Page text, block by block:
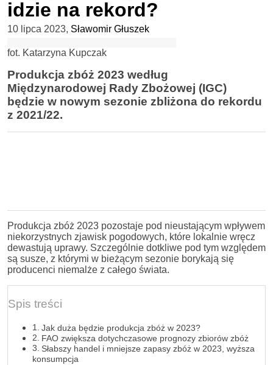
idzie na rekord?
10 lipca 2023, Sławomir Głuszek
fot. Katarzyna Kupczak
Produkcja zbóż 2023 według
Międzynarodowej Rady Zbożowej (IGC)
będzie w nowym sezonie zbliżona do rekordu
z 2021/22.
Produkcja zbóż 2023 pozostaje pod nieustającym wpływem
niekorzystnych zjawisk pogodowych, które lokalnie wręcz
dewastują uprawy. Szczególnie dotkliwe pod tym względem
są susze, z którymi w bieżącym sezonie borykają się
producenci niemalże z całego świata.
Spis treści
Jak duża będzie produkcja zbóż w 2023?
FAO zwiększa dotychczasowe prognozy zbiorów zbóż
Słabszy handel i mniejsze zapasy zbóż w 2023, wyższa
konsumpcja